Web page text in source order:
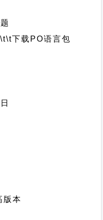
下载PO语言包
版本